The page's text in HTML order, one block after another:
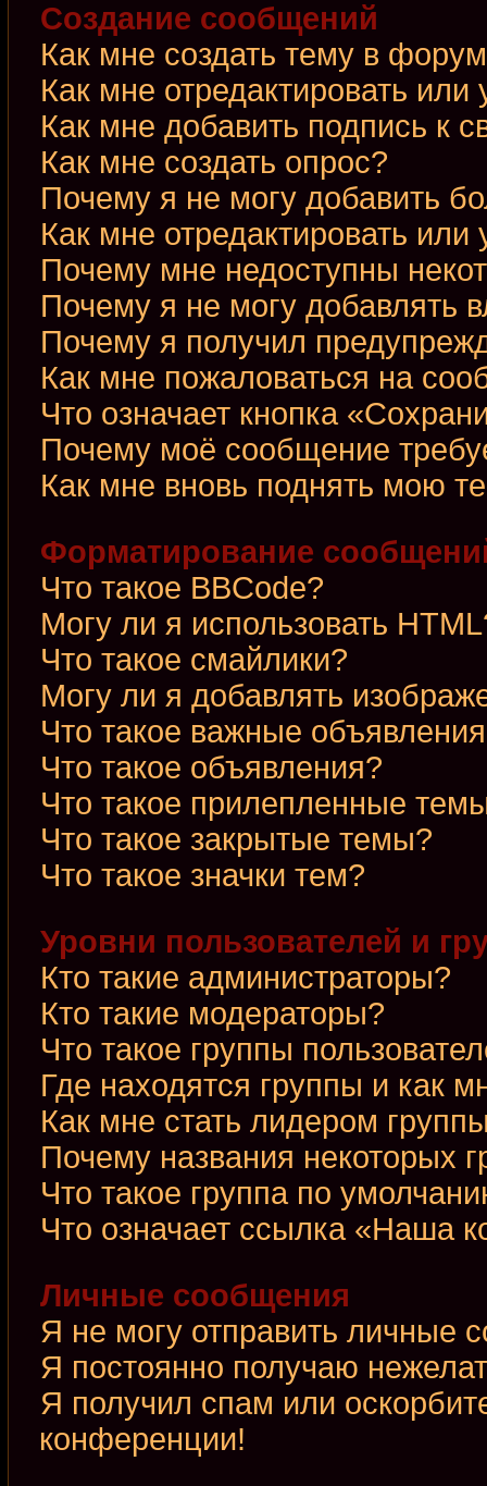
Создание сообщений
Как мне создать тему в
Как мне отредактировать
Как мне добавить подпись к
Как мне создать опрос?
Почему я не могу добавить
Как мне отредактировать или
Почему мне недоступны
Почему я не могу добавлять
Почему я получил
Как мне пожаловаться на
Что означает кнопка
Почему моё сообщение
Как мне вновь поднять мою
Форматирование
Что такое BBCode?
Могу ли я использовать
Что такое смайлики?
Могу ли я добавлять
Что такое важные
Что такое объявления?
Что такое прилепленные
Что такое закрытые темы?
Что такое значки тем?
Уровни пользователей и
Кто такие администраторы?
Кто такие модераторы?
Что такое группы
Где находятся группы и как
Как мне стать лидером
Почему названия некоторых
Что такое группа по
Что означает ссылка «Наша
Личные сообщения
Я не могу отправить личные
Я постоянно получаю
Я получил спам или
конференции!